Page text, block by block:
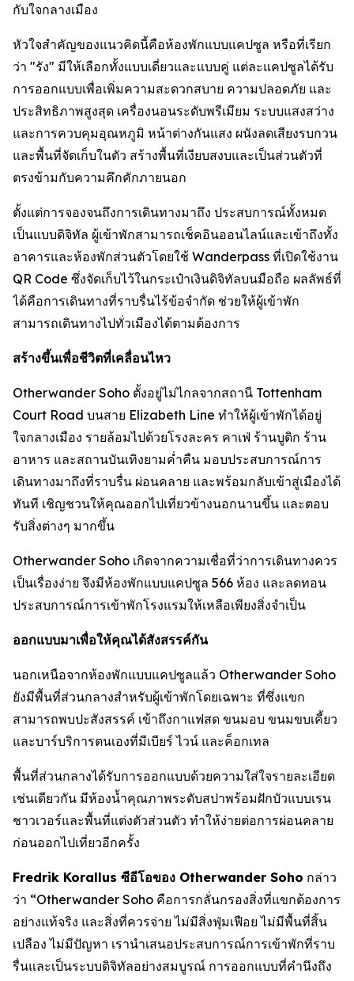
กับใจกลางเมือง
หัวใจสำคัญของแนวคิดนี้คือห้องพักแบบแคปซูล หรือที่เรียก
ว่า "รัง" มีให้เลือกทั้งแบบเดี่ยวและแบบคู่ แต่ละแคปซูลได้รับ
การออกแบบเพื่อเพิ่มความสะดวกสบาย ความปลอดภัย และ
ประสิทธิภาพสูงสุด เครื่องนอนระดับพรีเมียม ระบบแสงสว่าง
และการควบคุมอุณหภูมิ หน้าต่างกันแสง ผนังลดเสียงรบกวน
และพื้นที่จัดเก็บในตัว สร้างพื้นที่เงียบสงบและเป็นส่วนตัวที่
ตรงข้ามกับความคึกคักภายนอก
ตั้งแต่การจองจนถึงการเดินทางมาถึง ประสบการณ์ทั้งหมด
เป็นแบบดิจิทัล ผู้เข้าพักสามารถเช็คอินออนไลน์และเข้าถึงทั้ง
อาคารและห้องพักส่วนตัวโดยใช้ Wanderpass ที่เปิดใช้งาน
QR Code ซึ่งจัดเก็บไว้ในกระเป๋าเงินดิจิทัลบนมือถือ ผลลัพธ์ที่
ได้คือการเดินทางที่ราบรื่นไร้ข้อจำกัด ช่วยให้ผู้เข้าพัก
สามารถเดินทางไปทั่วเมืองได้ตามต้องการ
สร้างขึ้นเพื่อชีวิตที่เคลื่อนไหว
Otherwander Soho ตั้งอยู่ไม่ไกลจากสถานี Tottenham
Court Road บนสาย Elizabeth Line ทำให้ผู้เข้าพักได้อยู่
ใจกลางเมือง รายล้อมไปด้วยโรงละคร คาเฟ่ ร้านบูติก ร้าน
อาหาร และสถานบันเทิงยามค่ำคืน มอบประสบการณ์การ
เดินทางมาถึงที่ราบรื่น ผ่อนคลาย และพร้อมกลับเข้าสู่เมืองได้
ทันที เชิญชวนให้คุณออกไปเที่ยวข้างนอกนานขึ้น และตอบ
รับสิ่งต่างๆ มากขึ้น
Otherwander Soho เกิดจากความเชื่อที่ว่าการเดินทางควร
เป็นเรื่องง่าย จึงมีห้องพักแบบแคปซูล 566 ห้อง และลดทอน
ประสบการณ์การเข้าพักโรงแรมให้เหลือเพียงสิ่งจำเป็น
ออกแบบมาเพื่อให้คุณได้สังสรรค์กัน
นอกเหนือจากห้องพักแบบแคปซูลแล้ว Otherwander Soho
ยังมีพื้นที่ส่วนกลางสำหรับผู้เข้าพักโดยเฉพาะ ที่ซึ่งแขก
สามารถพบปะสังสรรค์ เข้าถึงกาแฟสด ขนมอบ ขนมขบเคี้ยว
และบาร์บริการตนเองที่มีเบียร์ ไวน์ และค็อกเทล
พื้นที่ส่วนกลางได้รับการออกแบบด้วยความใส่ใจรายละเอียด
เช่นเดียวกัน มีห้องน้ำคุณภาพระดับสปาพร้อมฝักบัวแบบเรน
ชาวเวอร์และพื้นที่แต่งตัวส่วนตัว ทำให้ง่ายต่อการผ่อนคลาย
ก่อนออกไปเที่ยวอีกครั้ง
Fredrik Korallus ซีอีโอของ Otherwander Soho กล่าว
ว่า “Otherwander Soho คือการกลั่นกรองสิ่งที่แขกต้องการ
อย่างแท้จริง และสิ่งที่ควรจ่าย ไม่มีสิ่งฟุ่มเฟือย ไม่มีพื้นที่สิ้น
เปลือง ไม่มีปัญหา เรานำเสนอประสบการณ์การเข้าพักที่ราบ
รื่นและเป็นระบบดิจิทัลอย่างสมบูรณ์ การออกแบบที่คำนึงถึง